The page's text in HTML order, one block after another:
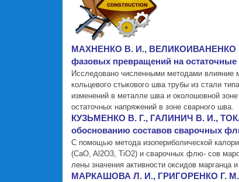
МАХНЕНКО В. И., ВЕЛИКОИВАНЕНКО
фазовых превращений на
Исследовано численными методами влияние
кольцевого стыкового шва трубы из стали
изменений в металле шва и околошовной
остаточных напряжений в зоне сварного шва.
КУЗЬМЕНКО В. Г., ГАЛИНИЧ В. И.,
обоснованию составов сварочных
С помощью метода изопериболической
(CaO, Al2O3, TiO2) и сварочных флю- сов
лены значения активности оксидов марганца
МАРКАШОВА Л. И., ГРИГОРЕНКО Г. М.,